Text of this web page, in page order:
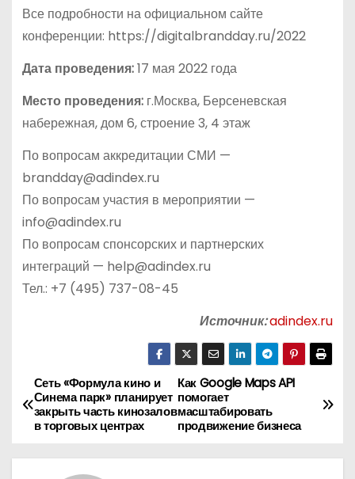
Все подробности на официальном сайте
конференции: https://digitalbrandday.ru/2022
Дата проведения:17 мая 2022 года
Место проведения:г.Москва, Берсеневская
набережная, дом 6, строение 3, 4 этаж
По вопросам аккредитации СМИ —
brandday@adindex.ru
По вопросам участия в мероприятии —
info@adindex.ru
По вопросам спонсорских и партнерских
интеграций — help@adindex.ru
Тел.: +7 (495) 737-08-45
Источник:adindex.ru
Н
а
в
Как Google Maps API
помогает
масштабировать
продвижение бизнеса
Сеть «Формула кино и
Синема парк» планирует
закрыть часть кинозалов
в торговых центрах